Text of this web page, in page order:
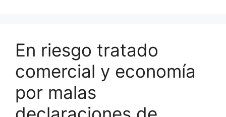
En riesgo tratado
comercial y economía
por malas